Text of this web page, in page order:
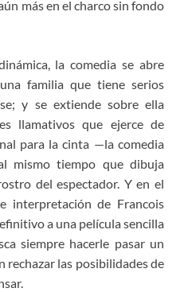
más en el charco sin fondo
la comedia se abre
familia que tiene serios
y se extiende sobre ella
llamativos que ejerce de
para la cinta —la comedia
mismo tiempo que dibuja
del espectador. Y en el
interpretación de Francois
a una película sencilla
siempre hacerle pasar un
rechazar las posibilidades de